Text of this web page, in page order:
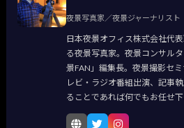
夜景写真家／夜景ジャーナリスト
日本夜景オフィス株式会社代
る夜景写真家。夜景コンサル
景FAN」編集長。夜景撮影セ
レビ・ラジオ番組出演、記事
ることであれば何でもお任せ下